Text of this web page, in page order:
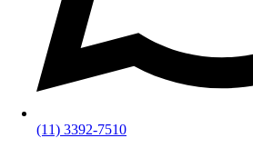
(11) 3392-7510